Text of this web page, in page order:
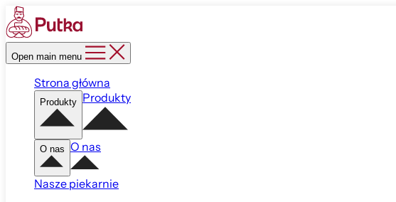
Open main menu
Strona główna
Produkty Produkty
O nas O nas
Nasze piekarnie